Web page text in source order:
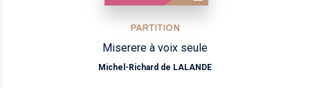
PARTITION
Miserere à voix seule
Michel-Richard de LALANDE